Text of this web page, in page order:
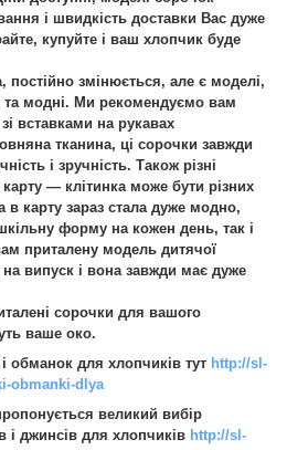
і швидкість доставки Вас дуже
купуйте і ваш хлопчик буде
змінюється, але є моделі,
та модні. Ми рекомендуємо вам
вставками на рукавах
тканина, ці сорочки завжди
і зручність. Також різні
— клітинка може бути різних
в карту зараз стала дуже модно,
форму на кожен день, так і
приталену модель дитячої
випуск і вона завжди має дуже
сорочки для вашого
ваше око.
обманок для хлопчиків тут http://sl-
obmanki-dlya
великий вибір
і джинсів для хлопчиків http://sl-